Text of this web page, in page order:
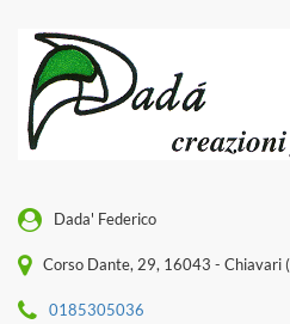
Dada' Federico
Corso Dante, 29, 16043 - Chiavari
0185305036